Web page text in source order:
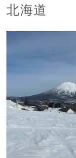
北海道